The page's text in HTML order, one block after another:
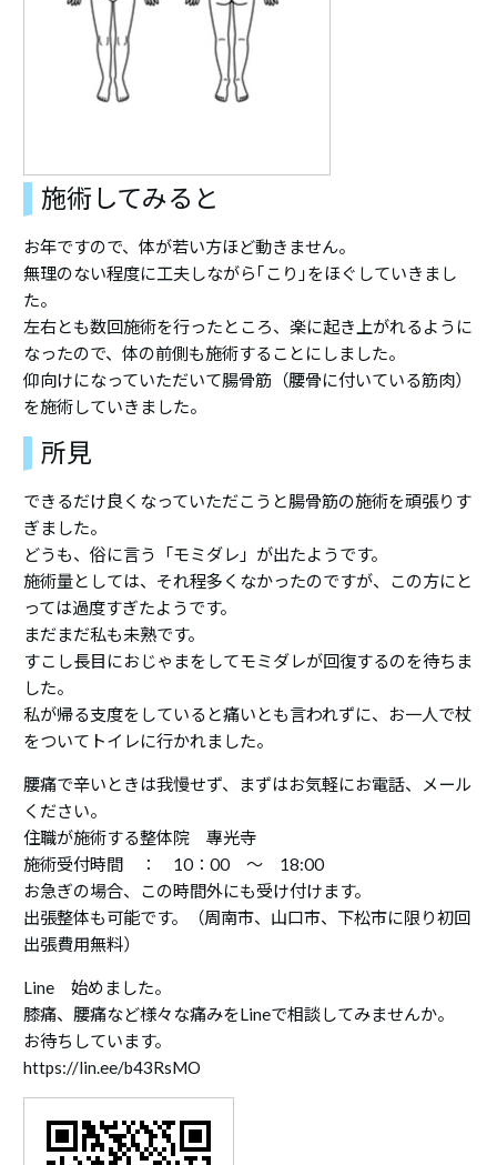
施術してみると
お年ですので、体が若い方ほど動きません。
無理のない程度に工夫しながら｢こり｣をほぐしていきまし
た。
左右とも数回施術を行ったところ、楽に起き上がれるように
なったので、体の前側も施術することにしました。
仰向けになっていただいて腸骨筋（腰骨に付いている筋肉）
を施術していきました。
所見
できるだけ良くなっていただこうと腸骨筋の施術を頑張りす
ぎました。
どうも、俗に言う「モミダレ」が出たようです。
施術量としては、それ程多くなかったのですが、この方にと
っては過度すぎたようです。
まだまだ私も未熟です。
すこし長目におじゃまをしてモミダレが回復するのを待ちま
した。
私が帰る支度をしていると痛いとも言われずに、お一人で杖
をついてトイレに行かれました。
腰痛で辛いときは我慢せず、まずはお気軽にお電話、メール
ください。
住職が施術する整体院 專光寺
施術受付時間 ： 10：00 ～ 18:00
お急ぎの場合、この時間外にも受け付けます。
出張整体も可能です。（周南市、山口市、下松市に限り初回
出張費用無料）
Line 始めました。
膝痛、腰痛など様々な痛みをLineで相談してみませんか。
お待ちしています。
https://lin.ee/b43RsMO